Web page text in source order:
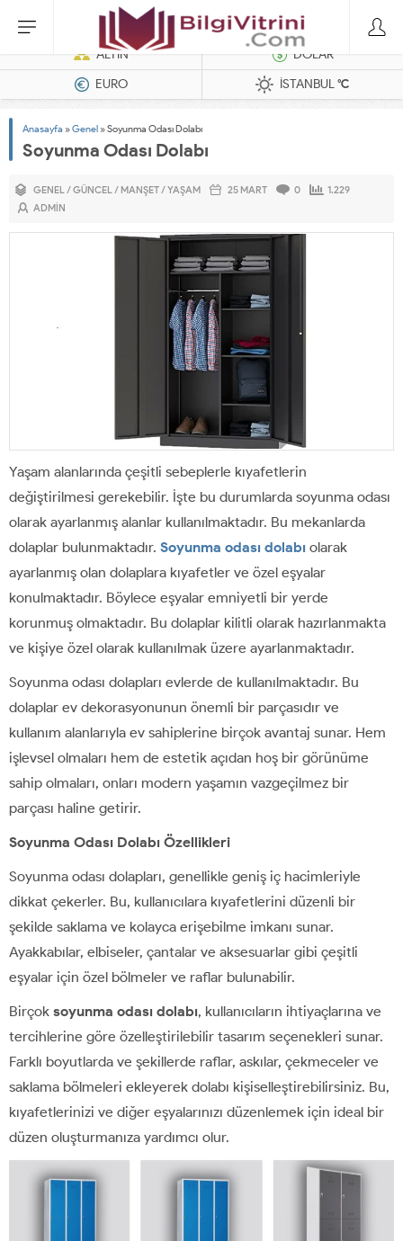
Hatasız Operasyonlar İçin Barkod Yazıcı ve Otomasyon Sistemleri
ALTIN
DOLAR
EURO
İSTANBUL°C
Anasayfa »Genel »Soyunma Odası Dolabı
Soyunma Odası Dolabı
GENEL/GÜNCEL/ MANŞET/YAŞAM 25 MART 0
1.229
ADMIN
Yaşam alanlarında çeşitli sebeplerle kıyafetlerin
değiştirilmesi gerekebilir. İşte bu durumlarda soyunma odası
olarak ayarlanmış alanlar kullanılmaktadır. Bu mekanlarda
dolaplar bulunmaktadır. Soyunma odası dolabı olarak
ayarlanmış olan dolaplara kıyafetler ve özel eşyalar
konulmaktadır. Böylece eşyalar emniyetli bir yerde
korunmuş olmaktadır. Bu dolaplar kilitli olarak hazırlanmakta
ve kişiye özel olarak kullanılmak üzere ayarlanmaktadır.
Soyunma odası dolapları evlerde de kullanılmaktadır. Bu
dolaplar ev dekorasyonunun önemli bir parçasıdır ve
kullanım alanlarıyla ev sahiplerine birçok avantaj sunar. Hem
işlevsel olmaları hem de estetik açıdan hoş bir görünüme
sahip olmaları, onları modern yaşamın vazgeçilmez bir
parçası haline getirir.
Soyunma Odası Dolabı Özellikleri
Soyunma odası dolapları, genellikle geniş iç hacimleriyle
dikkat çekerler. Bu, kullanıcılara kıyafetlerini düzenli bir
şekilde saklama ve kolayca erişebilme imkanı sunar.
Ayakkabılar, elbiseler, çantalar ve aksesuarlar gibi çeşitli
eşyalar için özel bölmeler ve raflar bulunabilir.
Birçok soyunma odası dolabı, kullanıcıların ihtiyaçlarına ve
tercihlerine göre özelleştirilebilir tasarım seçenekleri sunar.
Farklı boyutlarda ve şekillerde raflar, askılar, çekmeceler ve
saklama bölmeleri ekleyerek dolabı kişiselleştirebilirsiniz. Bu,
kıyafetlerinizi ve diğer eşyalarınızı düzenlemek için ideal bir
düzen oluşturmanıza yardımcı olur.